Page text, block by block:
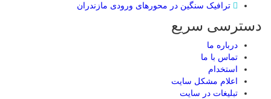
ترافیک سنگین در محور‌های ورودی مازندران
دسترسی سریع
درباره ما
تماس با ما
استخدام
اعلام مشکل سایت
تبلیغات در سایت